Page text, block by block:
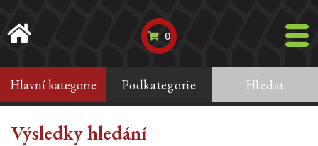
0
Hlavní kategorie Podkategorie Hledat
Výsledky hledání